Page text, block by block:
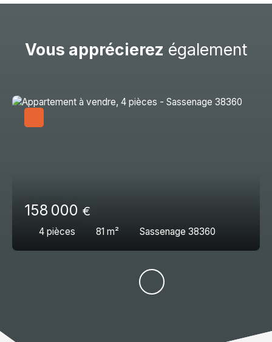
Vous apprécierez également
158 000 €
4 pièces 81 m² Sassenage 38360